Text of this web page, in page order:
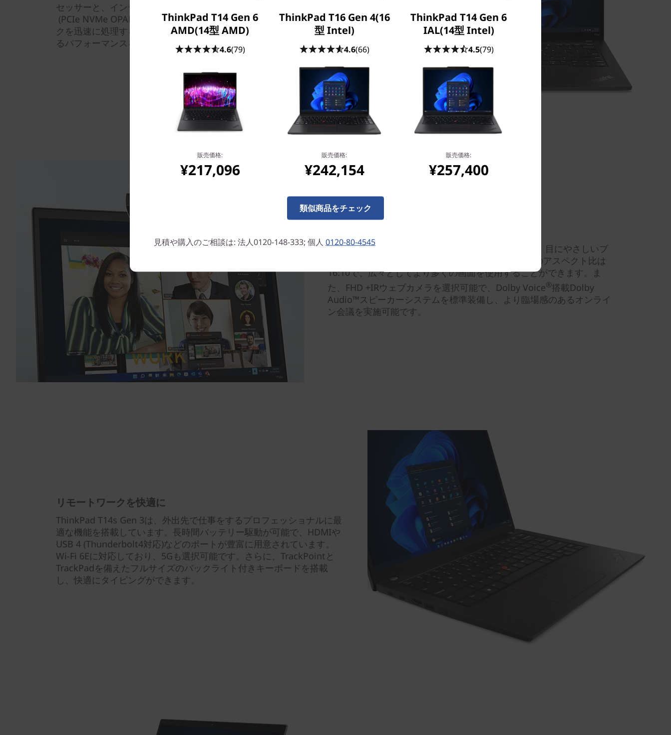
セッサーと、インテル
(PCIe NVMe OPAL2.0 対応)とLPDDR5メモリにより、さまざまなタス
クを迅速に処理することができます。どこでもビジネスの生産性を高め
るパフォーマンスを提供します。
14.0型 WQXGA OLED (有機 EL ディスプレイ)液晶や、目にやさしいブ
ルーライト軽減の液晶を選択可能。各ディスプレイのアスペクト比は
16:10で、広々としてより多くの画面を使用することができます。ま
た、FHD +IRウェブカメラを選択可能で、Dolby Voice®搭載Dolby
Audio™スピーカーシステムを標準装備し、より臨場感のあるオンライ
ン会議を実施可能です。
リモートワークを快適に
ThinkPad T14s Gen 3は、外出先で仕事をするプロフェッショナルに最
適な機能を搭載しています。長時間バッテリー駆動が可能で、HDMIや
USB 4 (Thunderbolt4対応)などのポートが豊富に用意されています。
Wi-Fi 6Eに対応しており、5Gも選択可能です。さらに、TrackPointと
TrackPadを備えたフルサイズのバックライト付きキーボードを搭載
し、快適にタイピングができます。
ThinkPad T14 Gen 6
AMD(14型 AMD)
4.6(79)
販売価格:
¥217,096
ThinkPad T16 Gen 4(16
型 Intel)
4.6(66)
販売価格:
¥242,154
ThinkPad T14 Gen 6
IAL(14型 Intel)
4.5(79)
販売価格:
¥257,400
類似商品をチェック
見積や購入のご相談は: 法人0120-148-333; 個人 0120-80-4545